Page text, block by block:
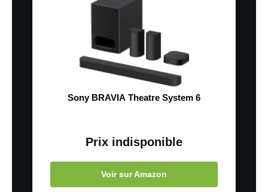
Sony BRAVIA Theatre System 6
Prix indisponible
Voir sur Amazon